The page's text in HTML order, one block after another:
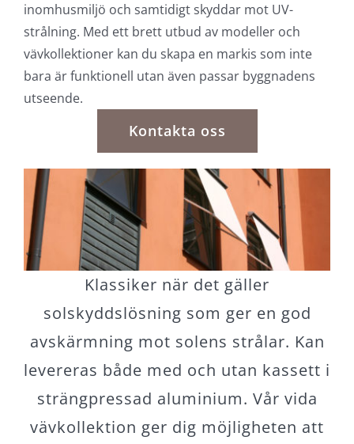
inomhusmiljö och samtidigt skyddar mot UV-
strålning. Med ett brett utbud av modeller och
vävkollektioner kan du skapa en markis som inte
bara är funktionell utan även passar byggnadens
utseende.
Kontakta oss
Klassiker när det gäller
solskyddslösning som ger en god
avskärmning mot solens strålar. Kan
levereras både med och utan kassett i
strängpressad aluminium. Vår vida
vävkollektion ger dig möjligheten att